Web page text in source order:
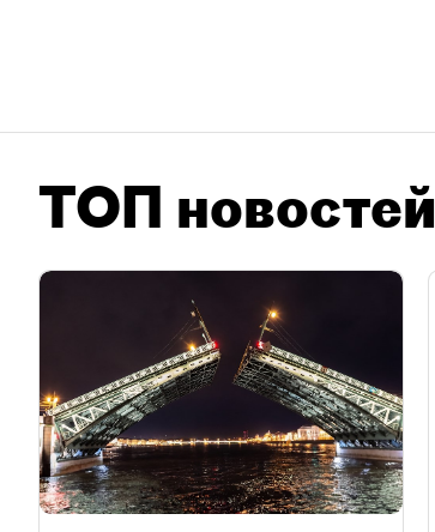
ТОП новостей